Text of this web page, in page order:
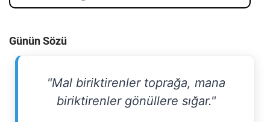
Günün Sözü
"Mal biriktirenler toprağa, mana
biriktirenler gönüllere sığar."